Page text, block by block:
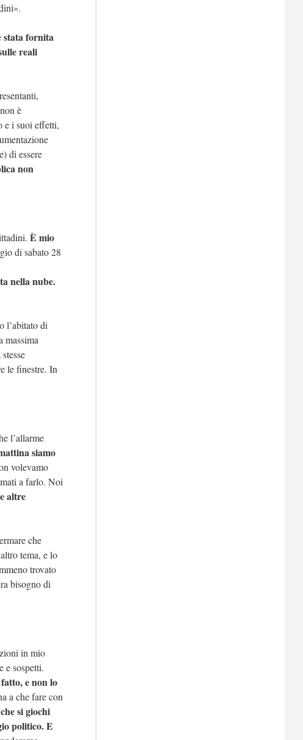
stata fornita
reali
è
e i suoi effetti,
di essere
non
È mio
di sabato 28
nella nube.
l’abitato di
massima
le finestre. In
l’allarme
siamo
volevamo
a farlo. Noi
altre
che
tema, e lo
trovato
bisogno di
in mio
e sospetti.
e non lo
a che fare con
si giochi
politico. E